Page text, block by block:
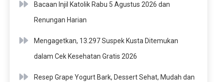
Bacaan Injil Katolik Rabu 5 Agustus 2026 dan
Renungan Harian
Mengagetkan, 13.297 Suspek Kusta Ditemukan
dalam Cek Kesehatan Gratis 2026
Resep Grape Yogurt Bark, Dessert Sehat, Mudah dan